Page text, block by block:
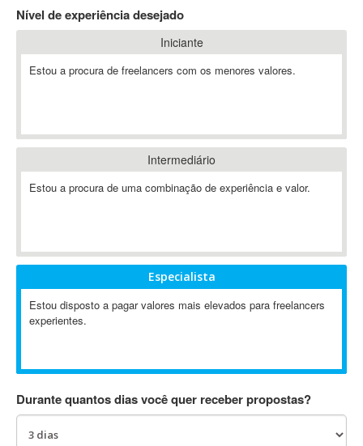
802.11
A&P
A2Billing
ABAP
ABBYY FineReader
Ableton Live
Abstract
Abstract Window Toolkit (AWT)
AC Drives
ACARS
AccountMate
Nível de experiência desejado
Iniciante
Estou a procura de freelancers com os menores valores.
Intermediário
Estou a procura de uma combinação de experiência e valor.
Especialista
Estou disposto a pagar valores mais elevados para freelancers
experientes.
Durante quantos dias você quer receber propostas?